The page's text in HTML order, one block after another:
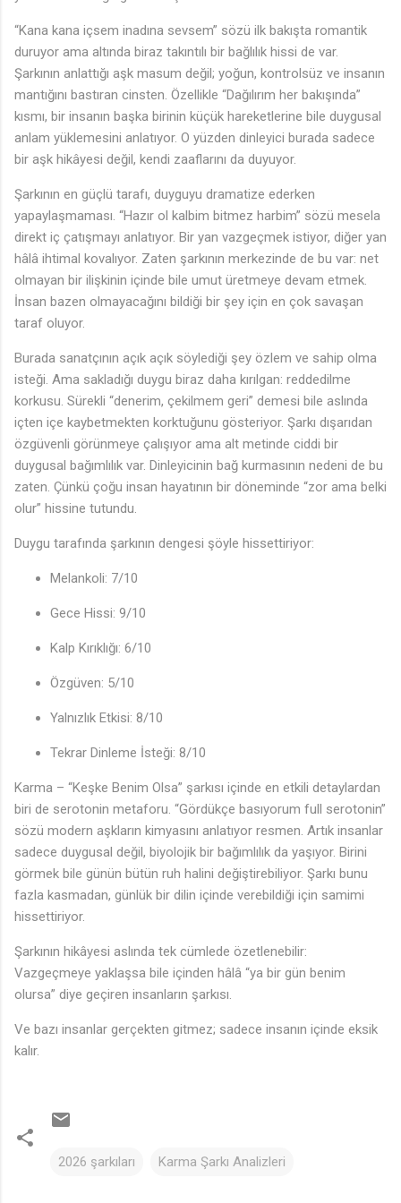
“Kana kana içsem inadına sevsem” sözü ilk bakışta romantik
duruyor ama altında biraz takıntılı bir bağlılık hissi de var.
Şarkının anlattığı aşk masum değil; yoğun, kontrolsüz ve insanın
mantığını bastıran cinsten. Özellikle “Dağılırım her bakışında”
kısmı, bir insanın başka birinin küçük hareketlerine bile duygusal
anlam yüklemesini anlatıyor. O yüzden dinleyici burada sadece
bir aşk hikâyesi değil, kendi zaaflarını da duyuyor.
Şarkının en güçlü tarafı, duyguyu dramatize ederken
yapaylaşmaması. “Hazır ol kalbim bitmez harbim” sözü mesela
direkt iç çatışmayı anlatıyor. Bir yan vazgeçmek istiyor, diğer yan
hâlâ ihtimal kovalıyor. Zaten şarkının merkezinde de bu var: net
olmayan bir ilişkinin içinde bile umut üretmeye devam etmek.
İnsan bazen olmayacağını bildiği bir şey için en çok savaşan
taraf oluyor.
Burada sanatçının açık açık söylediği şey özlem ve sahip olma
isteği. Ama sakladığı duygu biraz daha kırılgan: reddedilme
korkusu. Sürekli “denerim, çekilmem geri” demesi bile aslında
içten içe kaybetmekten korktuğunu gösteriyor. Şarkı dışarıdan
özgüvenli görünmeye çalışıyor ama alt metinde ciddi bir
duygusal bağımlılık var. Dinleyicinin bağ kurmasının nedeni de bu
zaten. Çünkü çoğu insan hayatının bir döneminde “zor ama belki
olur” hissine tutundu.
Duygu tarafında şarkının dengesi şöyle hissettiriyor:
Melankoli: 7/10
Gece Hissi: 9/10
Kalp Kırıklığı: 6/10
Özgüven: 5/10
Yalnızlık Etkisi: 8/10
Tekrar Dinleme İsteği: 8/10
Karma – “Keşke Benim Olsa” şarkısı içinde en etkili detaylardan
biri de serotonin metaforu. “Gördükçe basıyorum full serotonin”
sözü modern aşkların kimyasını anlatıyor resmen. Artık insanlar
sadece duygusal değil, biyolojik bir bağımlılık da yaşıyor. Birini
görmek bile günün bütün ruh halini değiştirebiliyor. Şarkı bunu
fazla kasmadan, günlük bir dilin içinde verebildiği için samimi
hissettiriyor.
Şarkının hikâyesi aslında tek cümlede özetlenebilir:
Vazgeçmeye yaklaşsa bile içinden hâlâ “ya bir gün benim
olursa” diye geçiren insanların şarkısı.
Ve bazı insanlar gerçekten gitmez; sadece insanın içinde eksik
kalır.
2026 şarkıları Karma Şarkı Analizleri
♩